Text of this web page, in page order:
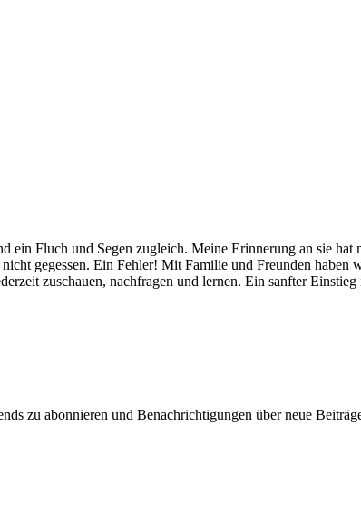
ein Fluch und Segen zugleich. Meine Erinnerung an sie
gegessen. Ein Fehler! Mit Familie und Freunden
zuschauen, nachfragen und lernen. Ein sanfter Einstieg
zu abonnieren und Benachrichtigungen über neue